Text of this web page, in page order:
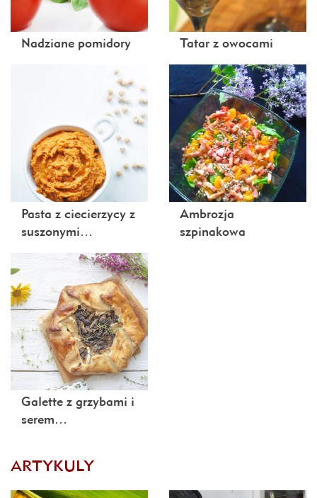
Nadziane pomidory Tatar z owocami
Pasta z ciecierzycy z
suszonymi…
Ambrozja
szpinakowa
Galette z grzybami i
serem…
ARTYKULY